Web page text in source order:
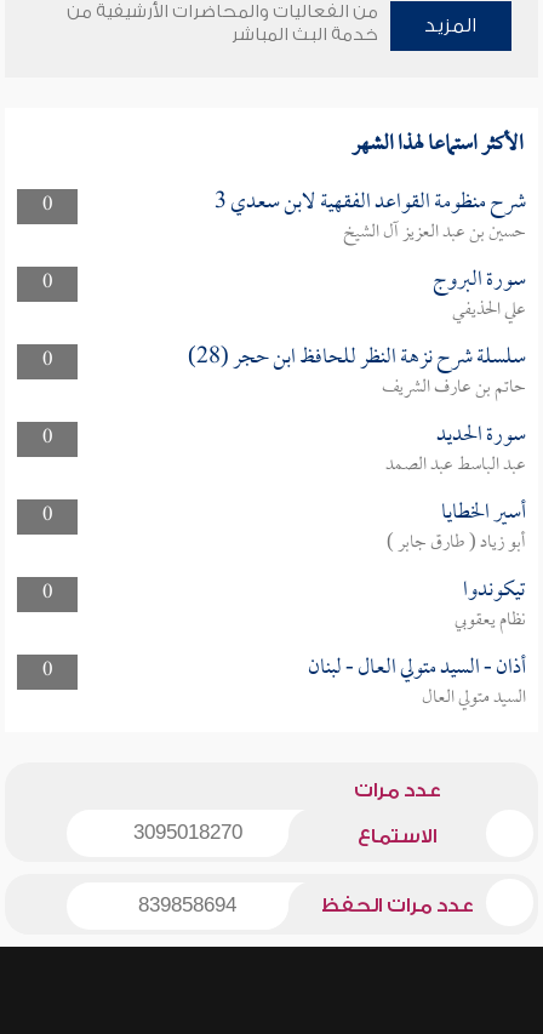
المزيد
من الفعاليات والمحاضرات الأرشيفية من
خدمة البث المباشر
الأكثر استماعا لهذا الشهر
0 شرح منظومة القواعد الفقهية لابن سعدي 3
حسين بن عبد العزيز آل الشيخ
0
سورة البروج
علي الحذيفي
0
سلسلة شرح نزهة النظر للحافظ ابن حجر (28)
حاتم بن عارف الشريف
0
سورة الحديد
عبد الباسط عبد الصمد
0
أسير الخطايا
أبو زياد ( طارق جابر )
0
تيكوندوا
نظام يعقوبي
0
أذان - السيد متولي العال - لبنان
السيد متولي العال
عدد مرات
الاستماع 3095018270
عدد مرات الحفظ 839858694